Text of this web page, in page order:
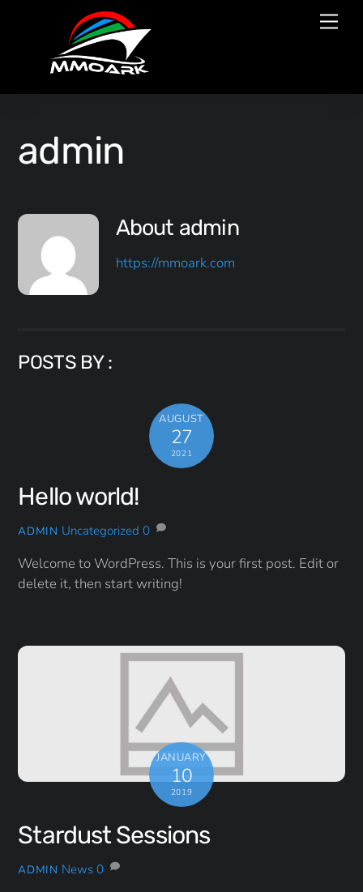
admin
About admin
https://mmoark.com
POSTS BY :
AUGUST
27
2021
Hello world!
ADMIN Uncategorized 0
Welcome to WordPress. This is your first post. Edit or
delete it, then start writing!
JANUARY
10
2019
Stardust Sessions
ADMIN News 0